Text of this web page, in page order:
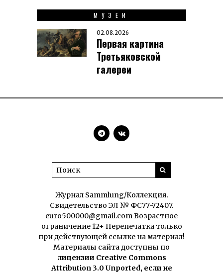
МУЗЕИ
02.08.2026
Первая картина
Третьяковской
галереи
Журнал Sammlung/Коллекция.
Свидетельство ЭЛ № ФС77-72407.
euro500000@gmail.com Возрастное
ограничение 12+ Перепечатка только
при действующей ссылке на материал!
Материалы сайта доступны по
лицензии Creative Commons
Attribution 3.0 Unported, если не